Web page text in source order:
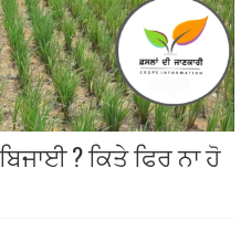
? ਕਿਤੇ ਫਿਰ ਨਾ ਹੋ